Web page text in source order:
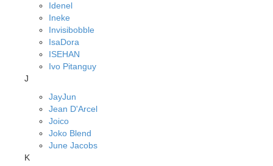
Idenel
Ineke
Invisibobble
IsaDora
ISEHAN
Ivo Pitanguy
J
JayJun
Jean D'Arcel
Joico
Joko Blend
June Jacobs
K